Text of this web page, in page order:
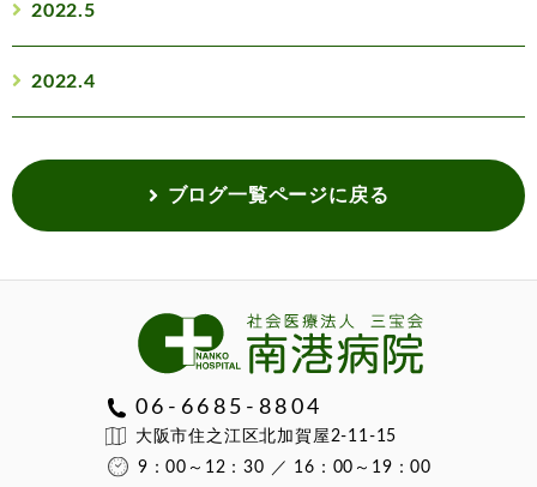
2022.5
2022.4
ブログ一覧ページに戻る
06-6685-8804
大阪市住之江区北加賀屋2-11-15
9：00～12：30 ／ 16：00～19：00